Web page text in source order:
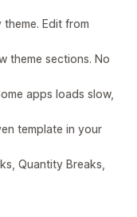
Edit from
theme sections. No
apps loads slow,
template in your
Quantity Breaks,